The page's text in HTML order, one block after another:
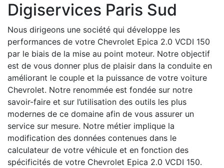
Digiservices Paris Sud
Nous dirigeons une société qui développe les
performances de votre Chevrolet Epica 2.0 VCDI 150
par le biais de la mise au point moteur. Notre objectif
est de vous donner plus de plaisir dans la conduite en
améliorant le couple et la puissance de votre voiture
Chevrolet. Notre renommée est fondée sur notre
savoir-faire et sur l’utilisation des outils les plus
modernes de ce domaine afin de vous assurer un
service sur mesure. Notre métier implique la
modification des données contenues dans le
calculateur de votre véhicule et en fonction des
spécificités de votre Chevrolet Epica 2.0 VCDI 150.